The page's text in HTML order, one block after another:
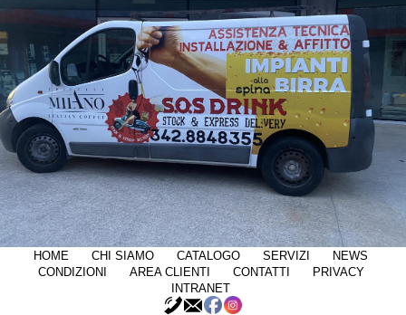
HOME CHI SIAMO CATALOGO SERVIZI
NEWS
CONDIZIONI
AREA CLIENTI CONTATTI
PRIVACY
INTRANET